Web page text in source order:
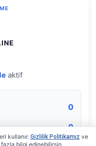
aktif
0
0
kullanır. Gizlilik Politikamız ve
fazla bilgi edinebilirsin.